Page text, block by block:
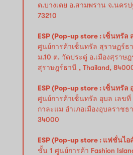
ต.บางเตย อ.สามพราน จ.นครป
73210
ESP (Pop-up store : เซ็นทรัล
ศูนย์การค้าเซ็นทรัล สุราษฏร์ธ
ม.10 ต. วัดประดู่ อ.เมืองสุราษ
สุราษฎร์ธานี , Thailand,
ESP (Pop-up store : เซ็นทรัล
ศูนย์การค้าเซ็นทรัล อุบล เลขที่
กาละแม อำเภอเมืองอุบลราชธ
34000
ESP (Pop-up store : แฟชั่นไ
ชั้น 1 ศูนย์การค้า Fashion